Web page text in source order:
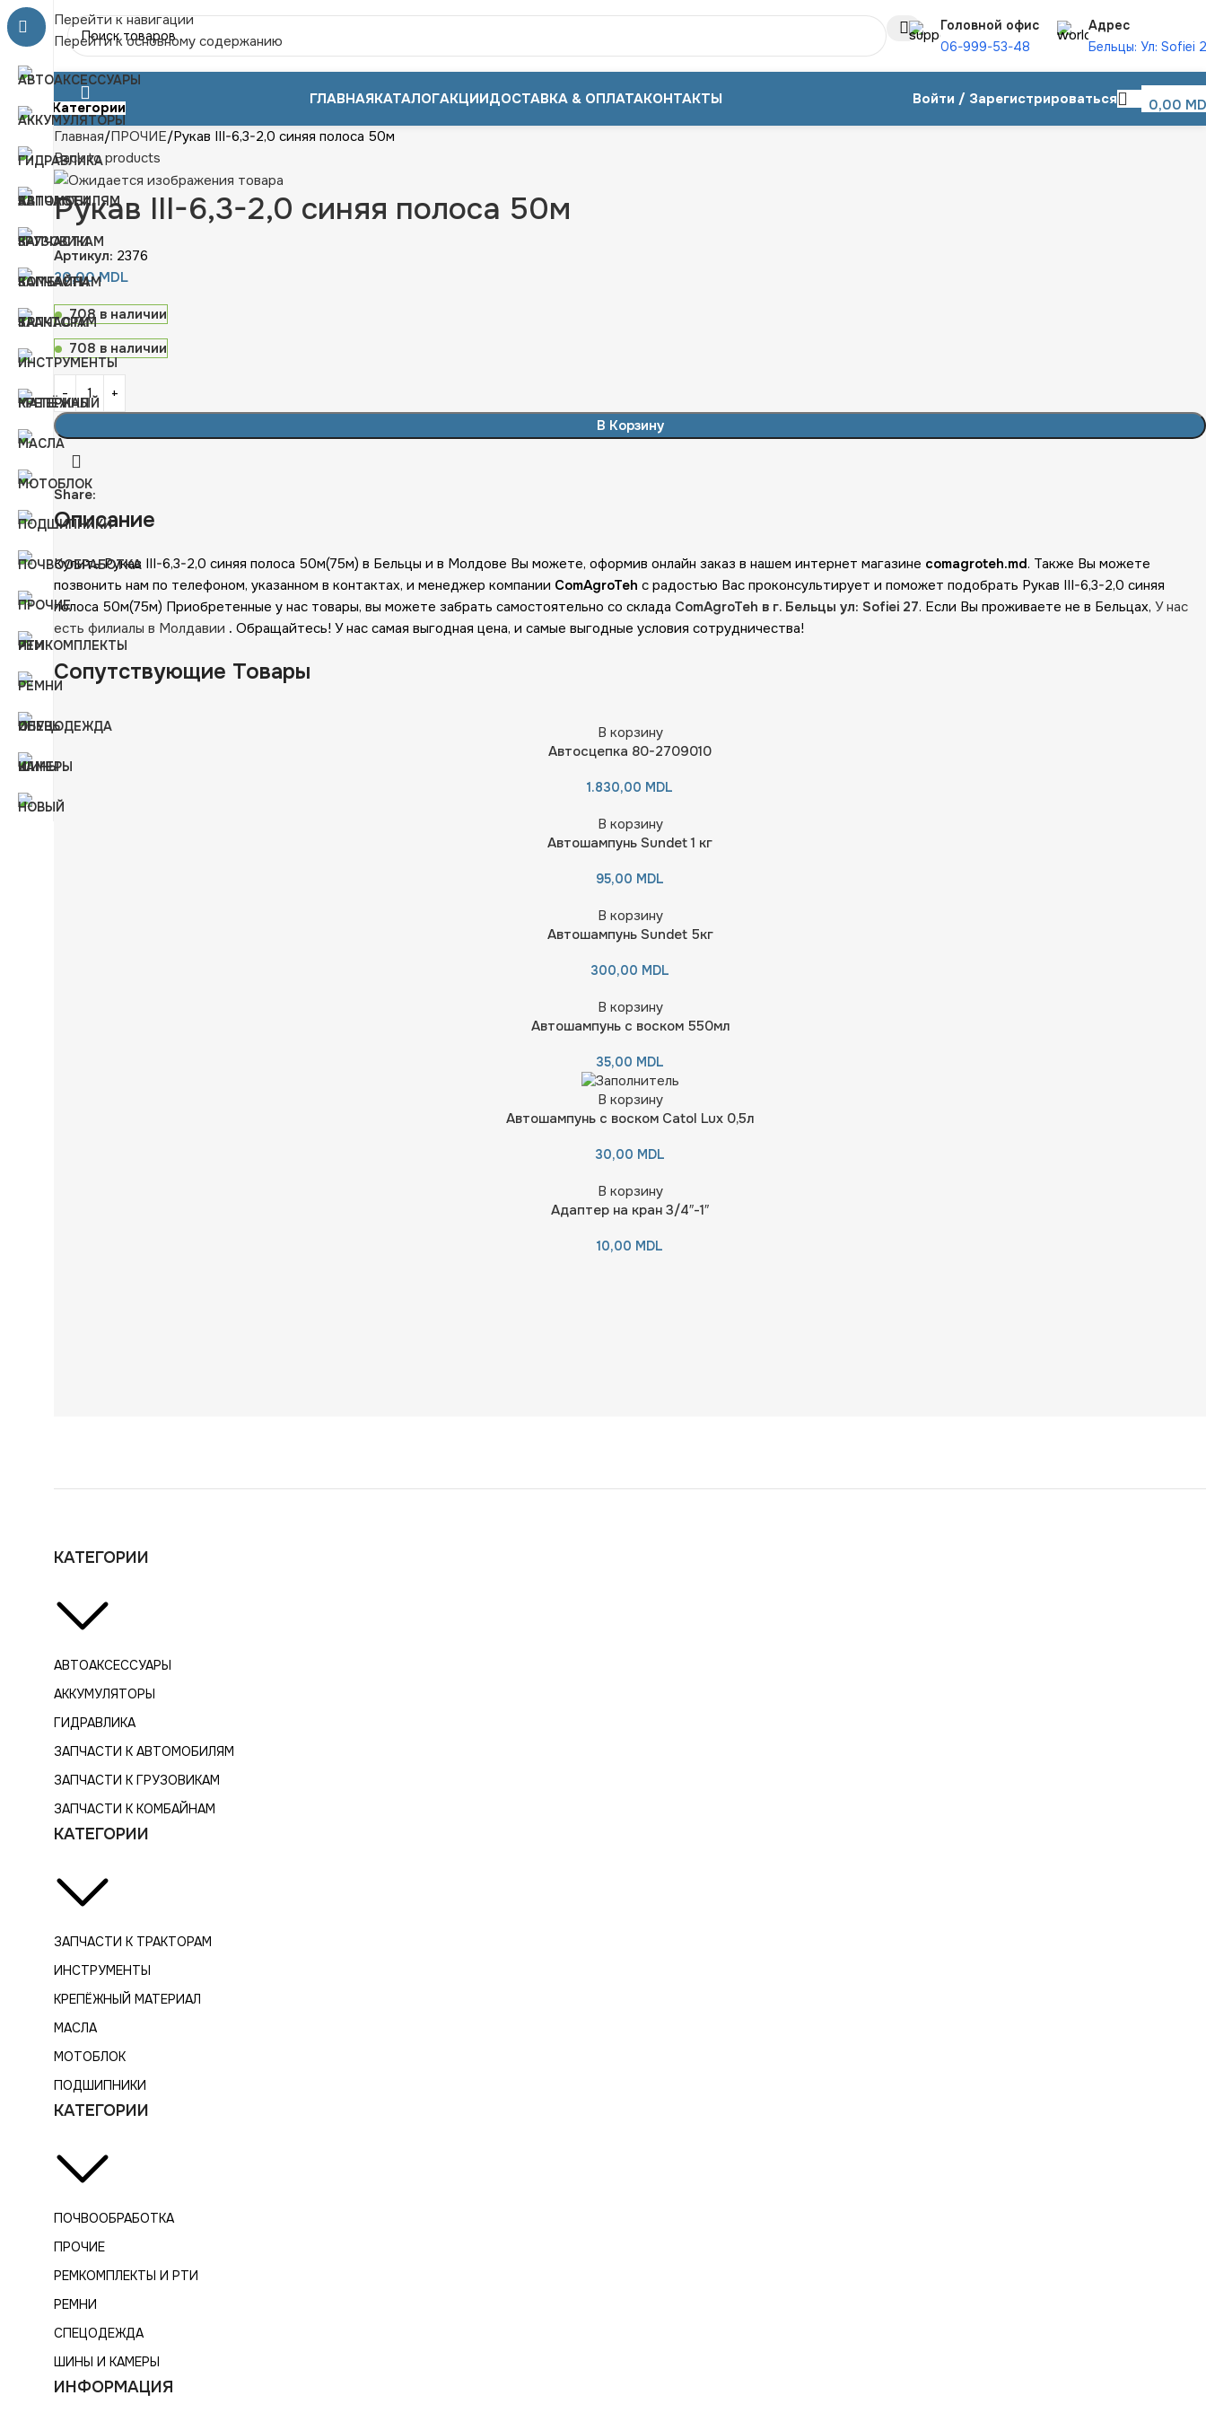
Перейти к навигации
Перейти к основному содержанию
Головной офис
06-999-53-48
Адрес
Бельцы: Ул: Sofiei
Категории ГЛАВНАЯКАТАЛОГАКЦИИДОСТАВКА & ОПЛАТАКОНТАКТЫ Войти / Зарегистрироваться 0,00
Главная ПРОЧИЕ Рукав III-6,3-2,0 синяя полоса 50м
Back to products
Рукав III-6,3-2,0 синяя полоса 50м
Артикул: 2376
20,00MDL
708 в наличии
708 в наличии
В Корзину
Share:
Описание
Купить Рукав III-6,3-2,0 синяя полоса 50м(75м) в Бельцы и в Молдове Вы можете, оформив онлайн заказ в нашем интернет магазине comagroteh.md. Также Вы можете
позвонить нам по телефоном, указанном в контактах, и менеджер компании ComAgroTeh с радостью Вас проконсультирует и поможет подобрать Рукав III-6,3-2,0 синяя
полоса 50м(75м) Приобретенные у нас товары, вы можете забрать самостоятельно со склада ComAgroTeh в г. Бельцы ул: Sofiei 27. Если Вы проживаете не в Бельцах, У нас
есть филиалы в Молдавии . Обращайтесь! У нас самая выгодная цена, и самые выгодные условия сотрудничества!
Сопутствующие Товары
В корзину
Автосцепка 80-2709010
1.830,00 MDL
В корзину
Автошампунь Sundet 1 кг
95,00 MDL
В корзину
Автошампунь Sundet 5кг
300,00 MDL
В корзину
Автошампунь с воском 550мл
35,00 MDL
В корзину
Автошампунь с воском Catol Lux 0,5л
30,00 MDL
В корзину
Адаптер на кран 3/4″-1″
10,00 MDL
КАТЕГОРИИ
АВТОАКСЕССУАРЫ
АККУМУЛЯТОРЫ
ГИДРАВЛИКА
ЗАПЧАСТИ К АВТОМОБИЛЯМ
ЗАПЧАСТИ К ГРУЗОВИКАМ
ЗАПЧАСТИ К КОМБАЙНАМ
КАТЕГОРИИ
ЗАПЧАСТИ К ТРАКТОРАМ
ИНСТРУМЕНТЫ
КРЕПЁЖНЫЙ МАТЕРИАЛ
МАСЛА
МОТОБЛОК
ПОДШИПНИКИ
КАТЕГОРИИ
ПОЧВООБРАБОТКА
ПРОЧИЕ
РЕМКОМПЛЕКТЫ И РТИ
РЕМНИ
СПЕЦОДЕЖДА
ШИНЫ И КАМЕРЫ
ИНФОРМАЦИЯ